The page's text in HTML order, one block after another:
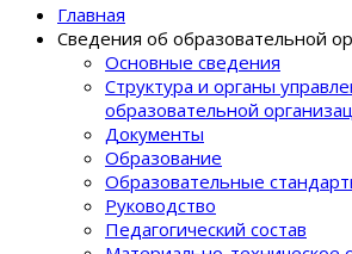
Главная
Сведения об образовательной
Основные сведения
Структура и органы
образовательной
Документы
Образование
Образовательные
Руководство
Педагогический состав